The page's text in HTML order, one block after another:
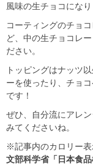
風味の生チョコになり
コーティングのチョ
ど、中の生チョコレ
ださい。
トッピングはナッツ
ーを使ったり、チョ
です！
ぜひ、自分流にアレ
みてくださいね。
※記事内のカロリー表
文部科学省「日本食